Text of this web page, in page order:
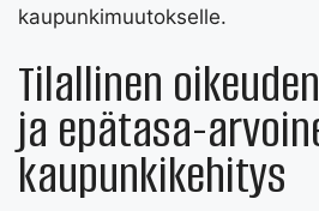
kaupunkimuutokselle.
Tilallinen
ja epätasa-
kaupunkikehitys